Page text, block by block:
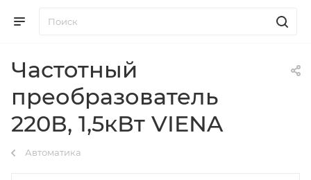
Частотный
преобразователь
220В, 1,5кВт VIENA
Автоматика